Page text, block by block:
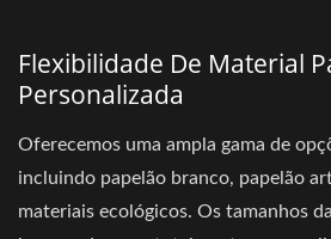
Flexibilidade De Material
Personalizada
Oferecemos uma ampla gama de
incluindo papelão branco, papelão
materiais ecológicos. Os tamanhos